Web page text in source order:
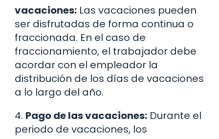
vacaciones: Las vacaciones pueden
ser disfrutadas de forma continua o
fraccionada. En el caso de
fraccionamiento, el trabajador debe
acordar con el empleador la
distribución de los días de vacaciones
a lo largo del año.
4. Pago de las vacaciones: Durante el
periodo de vacaciones, los